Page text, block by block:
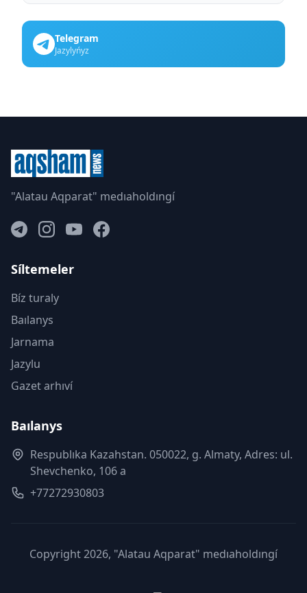
Telegram
Jazylyńyz
"Alatau Aqparat" medıaholdıngí
Síltemeler
Bíz turaly
Baılanys
Jarnama
Jazylu
Gazet arhıví
Baılanys
Respublıka Kazahstan. 050022, g. Almaty, Adres: ul.
Shevchenko, 106 a
+77272930803
Copyright 2026, "Alatau Aqparat" medıaholdıngí